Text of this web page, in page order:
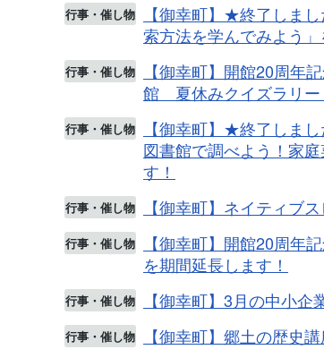
行事・催し物
【御幸町】★終了しま
索方法を学んでみよう」
行事・催し物
【御幸町】開館20周年
館 夏休みクイズラリー
行事・催し物
【御幸町】★終了しま
図書館で調べよう！家
す！
行事・催し物 【御幸町】ネイティブ
行事・催し物
【御幸町】開館20周年
を期間延長します！
行事・催し物 【御幸町】3月の中小
行事・催し物 【御幸町】郷土の歴史